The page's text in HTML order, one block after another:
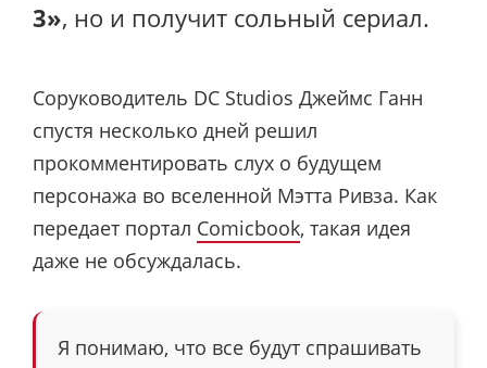
3», но и получит сольный сериал.
Соруководитель DC Studios Джеймс Ганн
спустя несколько дней решил
прокомментировать слух о будущем
персонажа во вселенной Мэтта Ривза. Как
передает портал Comicbook, такая идея
даже не обсуждалась.
Я понимаю, что все будут спрашивать